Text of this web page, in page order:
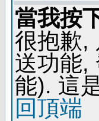
當我按
很抱歉,
送功能,
能). 這
回頂端